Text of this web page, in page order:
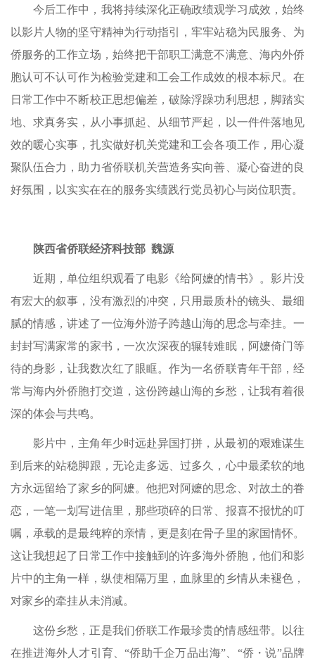
今后工作中，我将持续深化正确政绩观学习成效，始终
以影片人物的坚守精神为行动指引，牢牢站稳为民服务、为
侨服务的工作立场，始终把干部职工满意不满意、海内外侨
胞认可不认可作为检验党建和工会工作成效的根本标尺。在
日常工作中不断校正思想偏差，破除浮躁功利思想，脚踏实
地、求真务实，从小事抓起、从细节严起，以一件件落地见
效的暖心实事，扎实做好机关党建和工会各项工作，用心凝
聚队伍合力，助力省侨联机关营造务实向善、凝心奋进的良
好氛围，以实实在在的服务实绩践行党员初心与岗位职责。
陕西省侨联经济科技部 魏源
近期，单位组织观看了电影《给阿嬷的情书》。影片没
有宏大的叙事，没有激烈的冲突，只用最质朴的镜头、最细
腻的情感，讲述了一位海外游子跨越山海的思念与牵挂。一
封封写满家常的家书，一次次深夜的辗转难眠，阿嬷倚门等
待的身影，让我数次红了眼眶。作为一名侨联青年干部，经
常与海内外侨胞打交道，这份跨越山海的乡愁，让我有着很
深的体会与共鸣。
影片中，主角年少时远赴异国打拼，从最初的艰难谋生
到后来的站稳脚跟，无论走多远、过多久，心中最柔软的地
方永远留给了家乡的阿嬷。他把对阿嬷的思念、对故土的眷
恋，一笔一划写进信里，那些琐碎的日常、报喜不报忧的叮
嘱，承载的是最纯粹的亲情，更是刻在骨子里的家国情怀。
这让我想起了日常工作中接触到的许多海外侨胞，他们和影
片中的主角一样，纵使相隔万里，血脉里的乡情从未褪色，
对家乡的牵挂从未消减。
这份乡愁，正是我们侨联工作最珍贵的情感纽带。以往
在推进海外人才引育、“侨助千企万品出海”、“侨・说”品牌